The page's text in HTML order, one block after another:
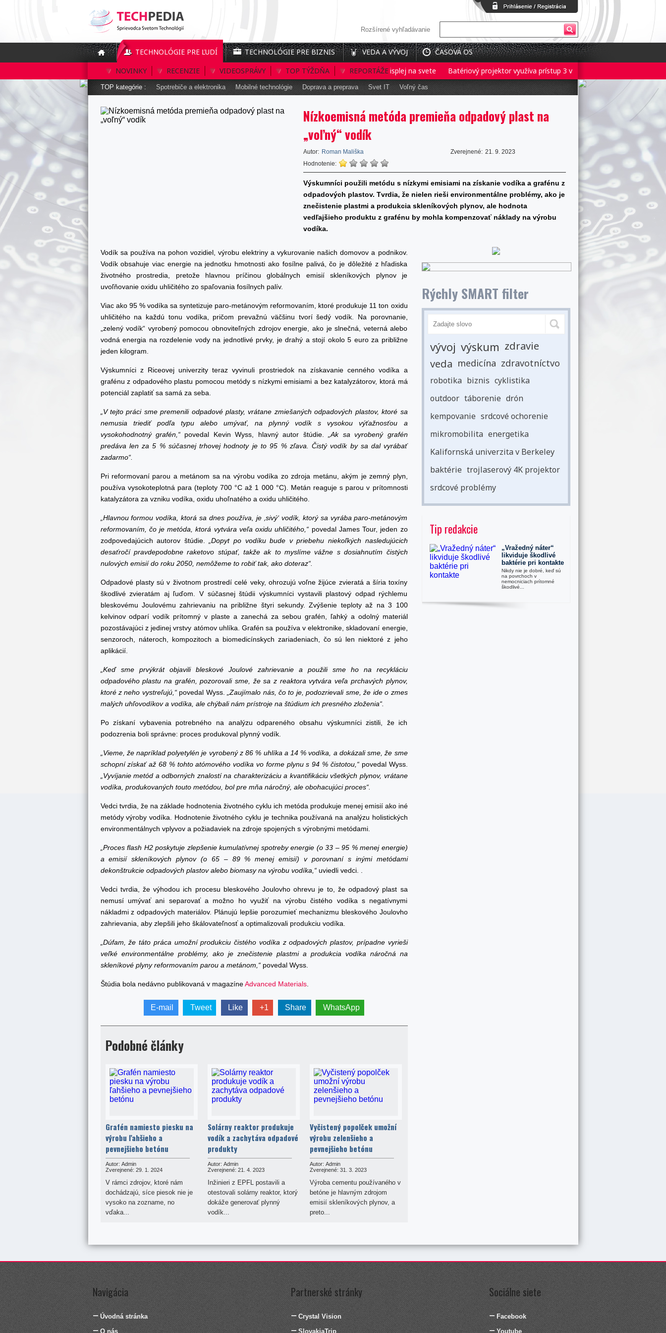
Rozšírené vyhľadávanie
TECHNOLÓGIE PRE ĽUDÍ TECHNOLÓGIE PRE BIZNIS VEDA A VÝVOJ
ČASOVÁ OS
NOVINKY
RECENZIE VIDEOSPRÁVY TOP TÝŽDŇA REPORTÁŽE
TOP kategórie : Spotrebiče a elektronika Mobilné technológie Doprava a preprava Svet IT Voľný čas
Prvý interaktívny 3D holografický displej na svete Batériový projektor využíva prístup 3 v 1 pre flexibilné nastavenie
Nízkoemisná metóda premieňa odpadový plast na
„voľný“ vodík
Autor: Roman Mališka Zverejnené: 21. 9. 2023
Hodnotenie:
Výskumníci použili metódu s nízkymi emisiami na získanie vodíka a grafénu z
odpadových plastov. Tvrdia, že nielen rieši environmentálne problémy, ako je
znečistenie plastmi a produkcia skleníkových plynov, ale hodnota
vedľajšieho produktu z grafénu by mohla kompenzovať náklady na výrobu
vodíka.
Vodík sa používa na pohon vozidiel, výrobu elektriny a vykurovanie našich domovov a podnikov.
Vodík obsahuje viac energie na jednotku hmotnosti ako fosílne palivá, čo je dôležité z hľadiska
životného prostredia, pretože hlavnou príčinou globálnych emisií skleníkových plynov je
uvoľňovanie oxidu uhličitého zo spaľovania fosílnych palív.
Viac ako 95 % vodíka sa syntetizuje paro-metánovým reformovaním, ktoré produkuje 11 ton oxidu
uhličitého na každú tonu vodíka, pričom prevažnú väčšinu tvorí šedý vodík. Na porovnanie,
„zelený vodík“ vyrobený pomocou obnoviteľných zdrojov energie, ako je slnečná, veterná alebo
vodná energia na rozdelenie vody na jednotlivé prvky, je drahý a stojí okolo 5 euro za približne
jeden kilogram.
Výskumníci z Riceovej univerzity teraz vyvinuli prostriedok na získavanie cenného vodíka a
grafénu z odpadového plastu pomocou metódy s nízkymi emisiami a bez katalyzátorov, ktorá má
potenciál zaplatiť sa samá za seba.
„V tejto práci sme premenili odpadové plasty, vrátane zmiešaných odpadových plastov, ktoré sa
nemusia triediť podľa typu alebo umývať, na plynný vodík s vysokou výťažnosťou a
vysokohodnotný grafén,“povedal Kevin Wyss, hlavný autor štúdie.
„Ak sa vyrobený grafén
predáva len za 5 % súčasnej trhovej hodnoty je to 95 % zľava. Čistý vodík by sa dal vyrábať
zadarmo“.
Pri reformovaní parou a metánom sa na výrobu vodíka zo zdroja metánu, akým je zemný plyn,
používa vysokoteplotná para (teploty 700 °C až 1 000 °C). Metán reaguje s parou v prítomnosti
katalyzátora za vzniku vodíka, oxidu uhoľnatého a oxidu uhličitého.
„Hlavnou formou vodíka, ktorá sa dnes používa, je ‚sivý‘ vodík, ktorý sa vyrába paro-metánovým
reformovaním, čo je metóda, ktorá vytvára veľa oxidu uhličitého,“ povedal James Tour, jeden zo
zodpovedajúcich autorov štúdie.
„Dopyt po vodíku bude v priebehu niekoľkých nasledujúcich
desaťročí pravdepodobne raketovo stúpať, takže ak to myslíme vážne s dosiahnutím čistých
nulových emisií do roku 2050, nemôžeme to robiť tak, ako doteraz“.
Odpadové plasty sú v životnom prostredí celé veky, ohrozujú voľne žijúce zvieratá a šíria toxíny
škodlivé zvieratám aj ľuďom. V súčasnej štúdii výskumníci vystavili plastový odpad rýchlemu
bleskovému Joulovému zahrievaniu na približne štyri sekundy. Zvýšenie teploty až na 3 100
kelvinov odparí vodík prítomný v plaste a zanechá za sebou grafén, ľahký a odolný materiál
pozostávajúci z jedinej vrstvy atómov uhlíka. Grafén sa používa v elektronike, skladovaní energie,
senzoroch, náteroch, kompozitoch a biomedicínskych zariadeniach, čo sú len niektoré z jeho
aplikácií.
„Keď sme prvýkrát objavili bleskové Joulové zahrievanie a použili sme ho na recykláciu
odpadového plastu na grafén, pozorovali sme, že sa z reaktora vytvára veľa prchavých plynov,
ktoré z neho vystreľujú,“povedal Wyss.
„Zaujímalo nás, čo to je, podozrievali sme, že ide o zmes
malých uhľovodíkov a vodíka, ale chýbali nám prístroje na štúdium ich presného zloženia“.
Po získaní vybavenia potrebného na analýzu odpareného obsahu výskumníci zistili, že ich
podozrenia boli správne: proces produkoval plynný vodík.
„Vieme, že napríklad polyetylén je vyrobený z 86 % uhlíka a 14 % vodíka, a dokázali sme, že sme
schopní získať až 68 % tohto atómového vodíka vo forme plynu s 94 % čistotou,“povedal Wyss.
„Vyvíjanie metód a odborných znalostí na charakterizáciu a kvantifikáciu všetkých plynov, vrátane
vodíka, produkovaných touto metódou, bol pre mňa náročný, ale obohacujúci proces“.
Vedci tvrdia, že na základe hodnotenia životného cyklu ich metóda produkuje menej emisií ako iné
metódy výroby vodíka. Hodnotenie životného cyklu je technika používaná na analýzu holistických
environmentálnych vplyvov a požiadaviek na zdroje spojených s výrobnými metódami.
„Proces flash H2 poskytuje zlepšenie kumulatívnej spotreby energie (o 33 – 95 % menej energie)
a emisií skleníkových plynov (o 65 – 89 % menej emisií) v porovnaní s inými metódami
dekonštrukcie odpadových plastov alebo biomasy na výrobu vodíka,“uviedli vedci. .
Vedci tvrdia, že výhodou ich procesu bleskového Joulovho ohrevu je to, že odpadový plast sa
nemusí umývať ani separovať a možno ho využiť na výrobu čistého vodíka s negatívnymi
nákladmi z odpadových materiálov. Plánujú lepšie porozumieť mechanizmu bleskového Joulovho
zahrievania, aby zlepšili jeho škálovateľnosť a optimalizovali produkciu vodíka.
„Dúfam, že táto práca umožní produkciu čistého vodíka z odpadových plastov, prípadne vyrieši
veľké environmentálne problémy, ako je znečistenie plastmi a produkcia vodíka náročná na
skleníkové plyny reformovaním parou a metánom,“povedal Wyss.
Štúdia bola nedávno publikovaná v magazíneAdvanced Materials.
E-mail Tweet Like +1 Share WhatsApp
Podobné články
Grafén namiesto piesku na
výrobu ľahšieho a
pevnejšieho betónu
Autor: Admin
Zverejnené: 29. 1. 2024
V rámci zdrojov, ktoré nám
dochádzajú, síce piesok nie je
vysoko na zozname, no
vďaka...
Solárny reaktor produkuje
vodík a zachytáva odpadové
produkty
Autor: Admin
Zverejnené: 21. 4. 2023
Inžinieri z EPFL postavili a
otestovali solárny reaktor, ktorý
dokáže generovať plynný
vodík...
Vyčistený popolček umožní
výrobu zelenšieho a
pevnejšieho betónu
Autor: Admin
Zverejnené: 31. 3. 2023
Výroba cementu používaného v
betóne je hlavným zdrojom
emisií skleníkových plynov, a
preto...
Rýchly SMART filter
vývoj výskum zdravie
veda medicína zdravotníctvo
robotika biznis cyklistika
outdoor táborenie drón
kempovanie srdcové ochorenie
mikromobilita energetika
Kalifornská univerzita v Berkeley
baktérie trojlaserový 4K projektor
srdcové problémy
Tip redakcie
„Vražedný náter“
likviduje škodlivé
baktérie pri kontakte
Nikdy nie je dobré, keď sú
na povrchoch v
nemocniciach prítomné
škodlivé...
Navigácia
Úvodná stránka
O nás
Partnerské stránky
Crystal Vision
SlovakiaTrip
Sociálne siete
Facebook
Youtube